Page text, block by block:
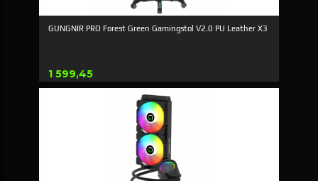
GUNGNIR PRO Forest Green Gamingstol V2.0 PU Leather X3
Pris
1 599,45